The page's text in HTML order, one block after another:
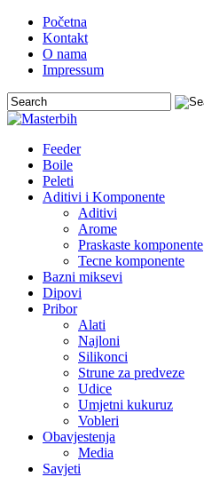
Početna
Kontakt
O nama
Impressum
Feeder
Boile
Peleti
Aditivi i Komponente
Aditivi
Arome
Praskaste komponente
Tecne komponente
Bazni miksevi
Dipovi
Pribor
Alati
Najloni
Silikonci
Strune za predveze
Udice
Umjetni kukuruz
Vobleri
Obavjestenja
Media
Savjeti